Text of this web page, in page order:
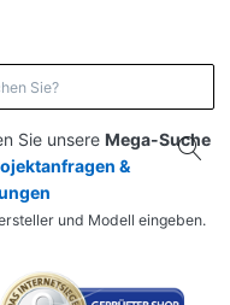
Sie unsere Mega-Suche
&
und Modell eingeben.